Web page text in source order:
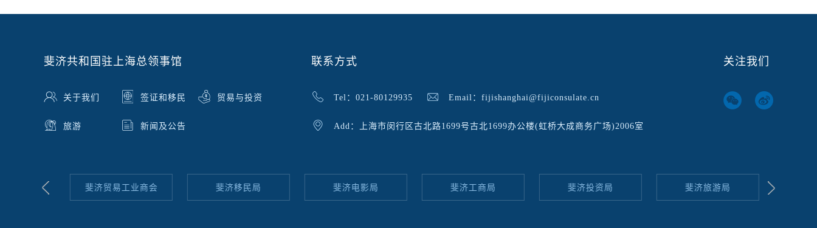
斐济共和国驻上海总领事馆
关于我们 签证和移民 贸易与投资
旅游 新闻及公告
联系方式
Tel：021-80129935 Email：fijishanghai@fijiconsulate.cn
Add：上海市闵行区古北路1699号古北1699办公楼(虹桥大成商务广场)2006室
关注我们
斐济贸易工业商会 斐济移民局 斐济电影局 斐济工商局 斐济投资局 斐济旅游局